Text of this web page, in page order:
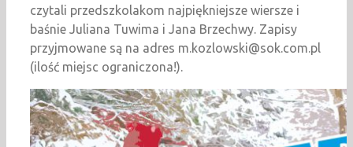
czytali przedszkolakom najpiękniejsze wiersze i
baśnie Juliana Tuwima i Jana Brzechwy. Zapisy
przyjmowane są na adres m.kozlowski@sok.com.pl
(ilość miejsc ograniczona!).